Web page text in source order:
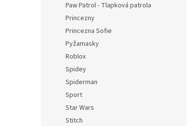
Paw Patrol - Tlapková patrola
Princezny
Princezna Sofie
Pyžamasky
Roblox
Spidey
Spiderman
Sport
Star Wars
Stitch